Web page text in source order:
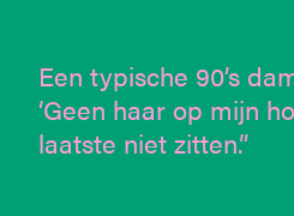
Een typische 90’s
‘Geen haar op mijn
laatste niet zitten.”